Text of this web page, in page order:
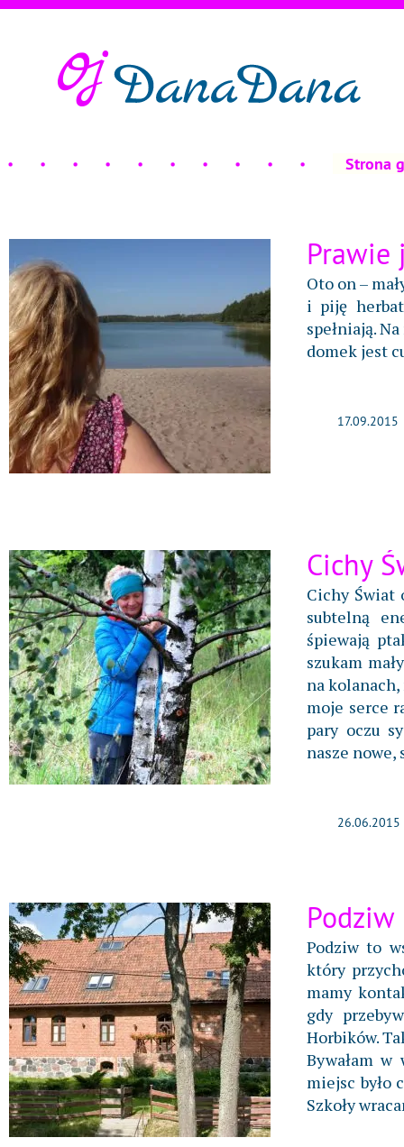
Strona
Oto on –
i piję
spełniają.
domek jest
17.09.2015
Cichy
Cichy Świat
subtelną
śpiewają
szukam
na
moje serce
pary oczu
nasze
26.06.2015
Podziw
Podziw to
który
mamy
gdy
Horbików.
Bywałam
miejsc było
Szkoły